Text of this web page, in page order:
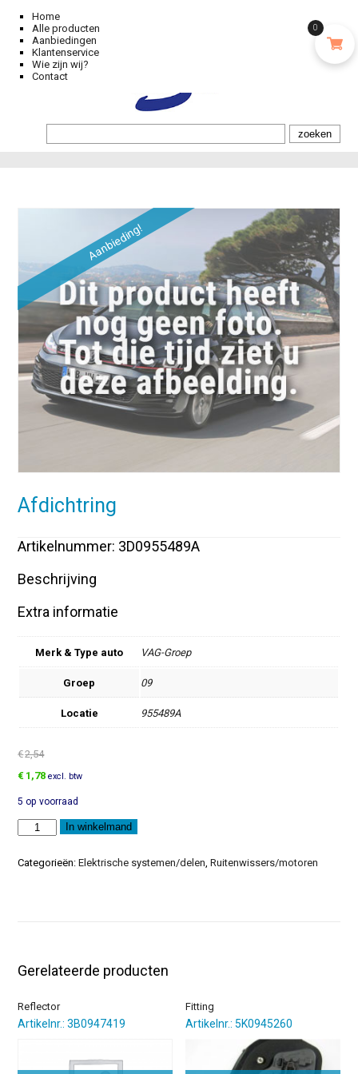
Home
Alle producten
Aanbiedingen
Klantenservice
Wie zijn wij?
Contact
Aanbieding!
Afdichtring
Artikelnummer: 3D0955489A
Beschrijving
Extra informatie
Merk & Type auto VAG-Groep
Groep 09
Locatie 955489A
€2,54
Oorspronkelijke
was:
€2,54.
€ 1,78Huidige
is:
€1,78.
excl. btw
5 op voorraad
Afdichtring
aantal
In winkelmand
Categorieën:Elektrische systemen/delen,Ruitenwissers/motoren
Gerelateerde producten
Reflector
Artikelnr.: 3B0947419
Fitting
Artikelnr.: 5K0945260
0